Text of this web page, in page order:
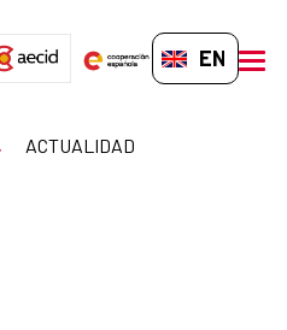
EN-GB
ACTUALIDAD